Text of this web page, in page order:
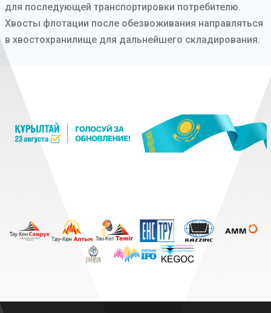
для последующей транспортировки потребителю.
Хвосты флотации после обезвоживания направляться
в хвостохранилище для дальнейшего складирования.